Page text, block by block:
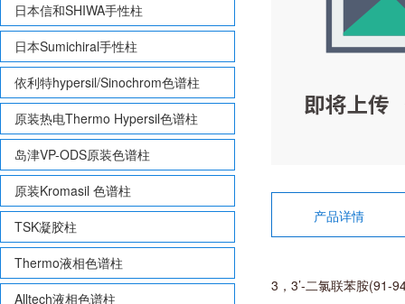
日本信和SHIWA手性柱
日本Sumichiral手性柱
依利特hypersil/Sinochrom色谱柱
原装热电Thermo Hypersil色谱柱
岛津VP-ODS原装色谱柱
原装Kromasil 色谱柱
TSK凝胶柱
Thermo液相色谱柱
Alltech液相色谱柱
产品详情
3，3’-二氯联苯胺(91-